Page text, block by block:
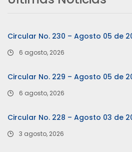
Circular No. 230 – Agosto 05 de
6 agosto, 2026
Circular No. 229 – Agosto 05 de
6 agosto, 2026
Circular No. 228 – Agosto 03 de
3 agosto, 2026